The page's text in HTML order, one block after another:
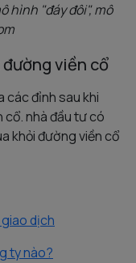
hình "đáy đôi", mô
viền cổ
các đỉnh sau khi
cổ. nhà đầu tư có
khỏi đường viền cổ
dịch
ty nào?